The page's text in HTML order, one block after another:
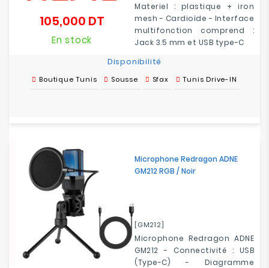
Materiel : plastique + iron
mesh - Cardioïde - Interface
multifonction comprend :
Jack 3.5 mm et USB type-C
105,000 DTPrix
En stock
Disponibilité
Boutique Tunis Sousse Sfax Tunis Drive-IN
Microphone Redragon ADNE
GM212 RGB / Noir
[GM212]
Microphone Redragon ADNE
GM212 - Connectivité : USB
(Type-C) - Diagramme